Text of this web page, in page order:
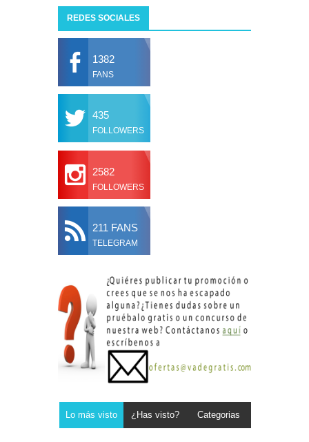
REDES SOCIALES
1382
FANS
435
FOLLOWERS
2582
FOLLOWERS
211 FANS
TELEGRAM
Lo más visto ¿Has visto? Categorias